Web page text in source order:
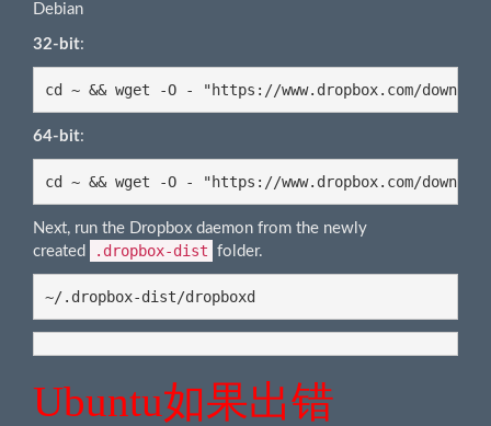
Debian
32-bit:
cd ~ && wget -O - "https://www.dropbox.com/
64-bit:
cd ~ && wget -O - "https://www.dropbox.com/
Next, run the Dropbox daemon from the newly
created
.dropbox-dist folder.
~/.dropbox-dist/dropboxd
Ubuntu如果出错